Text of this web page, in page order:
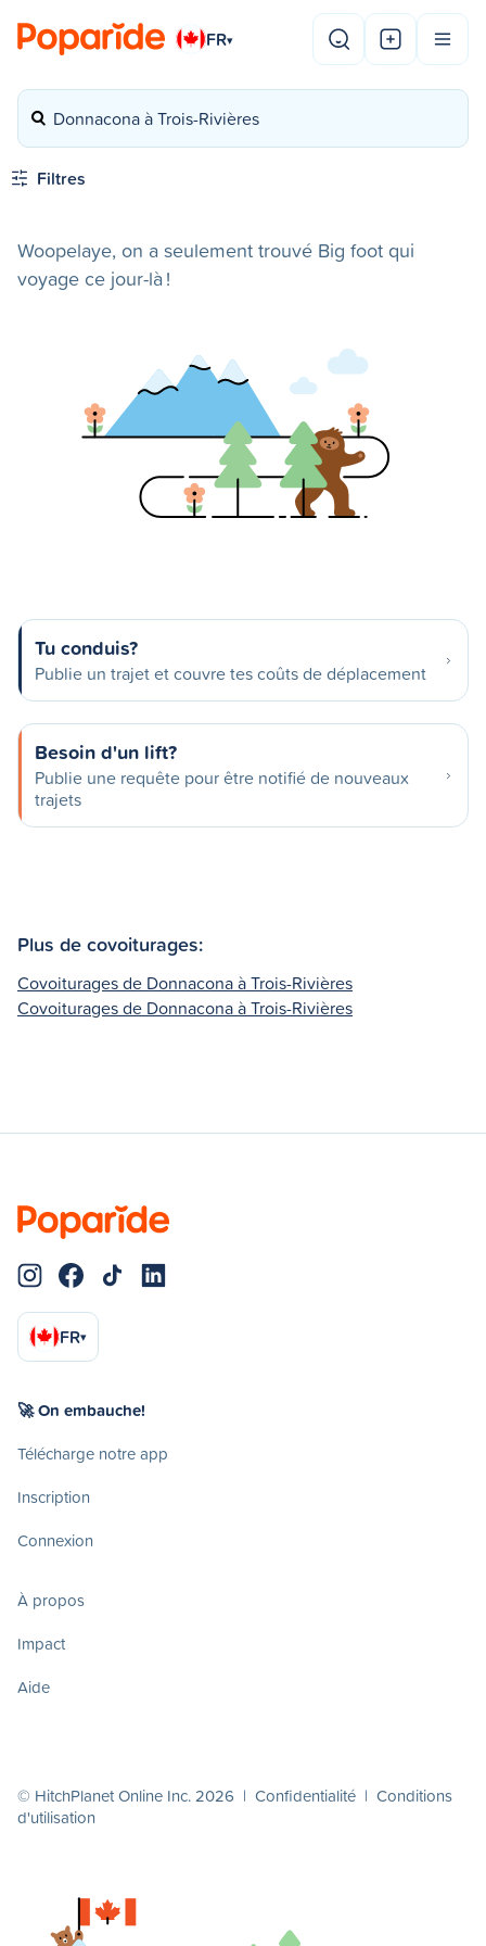
FR▾
Donnacona à Trois-Rivières
Filtres
Woopelaye, on a seulement trouvé Big foot qui
voyage ce jour-là !
Tu conduis?
Publie un trajet et couvre tes coûts de déplacement
Besoin d'un lift?
Publie une requête pour être notifié de nouveaux
trajets
Plus de covoiturages:
Covoiturages de Donnacona à Trois-Rivières
Covoiturages de Donnacona à Trois-Rivières
FR▾
🚀 On embauche!
Télécharge notre app
Inscription
Connexion
À propos
Impact
Aide
© HitchPlanet Online Inc. 2026 | Confidentialité | Conditions
d'utilisation